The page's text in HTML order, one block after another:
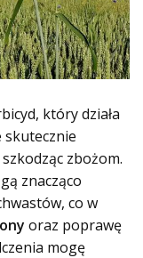
który działa
skutecznie
zbożom.
znacząco
co w
oraz poprawę
mogę